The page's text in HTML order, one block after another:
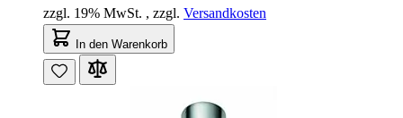
zzgl. 19% MwSt. , zzgl. Versandkosten
In den Warenkorb